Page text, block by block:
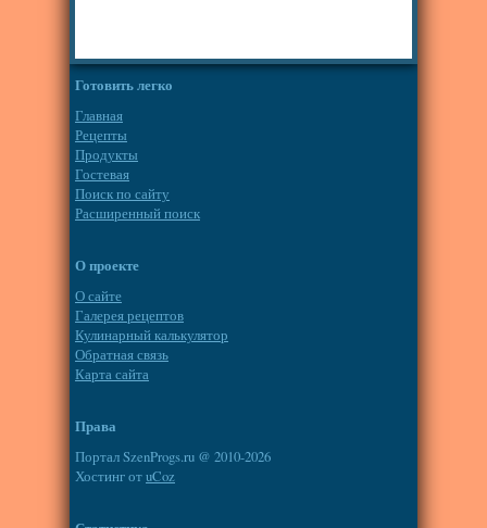
Готовить легко
Главная
Рецепты
Продукты
Гостевая
Поиск по сайту
Расширенный поиск
О проекте
О сайте
Галерея рецептов
Кулинарный калькулятор
Обратная связь
Карта сайта
Права
Портал SzenProgs.ru @ 2010-2026
Хостинг отuCoz